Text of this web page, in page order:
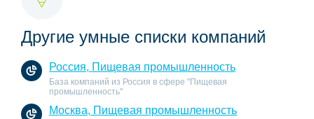
Другие умные списки компаний
Россия, Пищевая промышленность
База компаний из Россия в сфере "Пищевая
промышленность"
Москва, Пищевая промышленность